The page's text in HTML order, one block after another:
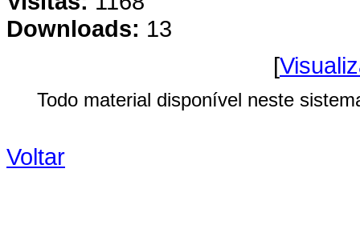
Downloads: 13
[
Todo material disponível neste
Voltar